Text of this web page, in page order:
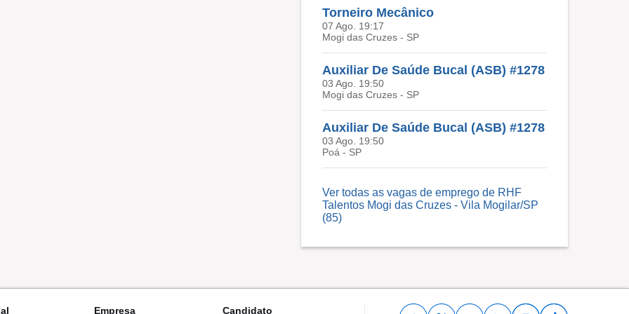
Torneiro Mecânico
07 Ago. 19:17
Mogi das Cruzes - SP
Auxiliar De Saúde Bucal (ASB) #1278
03 Ago. 19:50
Mogi das Cruzes - SP
Auxiliar De Saúde Bucal (ASB) #1278
03 Ago. 19:50
Poá - SP
Ver todas as vagas de emprego de RHF
Talentos Mogi das Cruzes - Vila Mogilar/SP
(85)
Empresa Candidato